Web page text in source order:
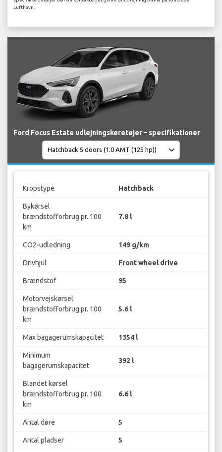
Lufthavn.
Ford Focus Estate udlejningskøretøjer – specifikationer
Kropstype Hatchback
Bykørsel
brændstofforbrug pr. 100
km
7.8 l
CO2-udledning 149 g/km
Drivhjul Front wheel drive
Brændstof 95
Motorvejskørsel
brændstofforbrug pr. 100
km
5.6 l
Max bagagerumskapacitet 1354 l
Minimum
bagagerumskapacitet
392 l
Blandet kørsel
brændstofforbrug pr. 100
km
6.6 l
Antal døre 5
Antal pladser 5